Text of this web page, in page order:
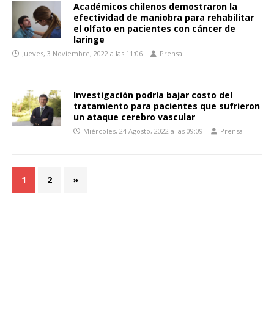
Académicos chilenos demostraron la
efectividad de maniobra para rehabilitar
el olfato en pacientes con cáncer de
laringe
Jueves, 3 Noviembre, 2022 a las 11:06 Prensa
Investigación podría bajar costo del
tratamiento para pacientes que sufrieron
un ataque cerebro vascular
Miércoles, 24 Agosto, 2022 a las 09:09 Prensa
1 2 »